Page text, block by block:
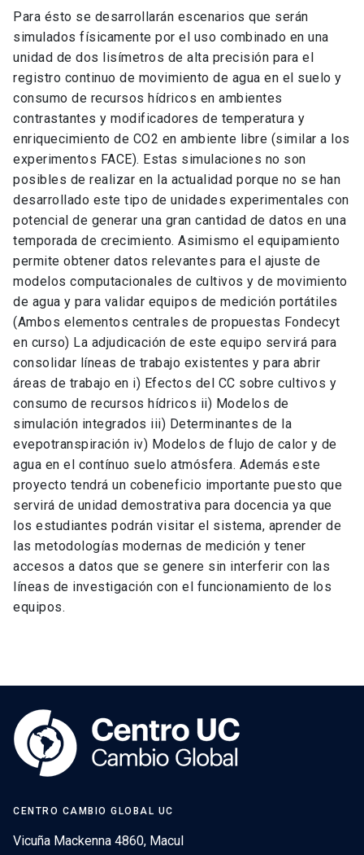
Para ésto se desarrollarán escenarios que serán
simulados físicamente por el uso combinado en una
unidad de dos lisímetros de alta precisión para el
registro continuo de movimiento de agua en el suelo y
consumo de recursos hídricos en ambientes
contrastantes y modificadores de temperatura y
enriquecimiento de CO2 en ambiente libre (similar a los
experimentos FACE). Estas simulaciones no son
posibles de realizar en la actualidad porque no se han
desarrollado este tipo de unidades experimentales con
potencial de generar una gran cantidad de datos en una
temporada de crecimiento. Asimismo el equipamiento
permite obtener datos relevantes para el ajuste de
modelos computacionales de cultivos y de movimiento
de agua y para validar equipos de medición portátiles
(Ambos elementos centrales de propuestas Fondecyt
en curso) La adjudicación de este equipo servirá para
consolidar líneas de trabajo existentes y para abrir
áreas de trabajo en i) Efectos del CC sobre cultivos y
consumo de recursos hídricos ii) Modelos de
simulación integrados iii) Determinantes de la
evepotranspiración iv) Modelos de flujo de calor y de
agua en el contínuo suelo atmósfera. Además este
proyecto tendrá un cobeneficio importante puesto que
servirá de unidad demostrativa para docencia ya que
los estudiantes podrán visitar el sistema, aprender de
las metodologías modernas de medición y tener
accesos a datos que se genere sin interferir con las
líneas de investigación con el funcionamiento de los
equipos.
CENTRO CAMBIO GLOBAL UC
Vicuña Mackenna 4860, Macul